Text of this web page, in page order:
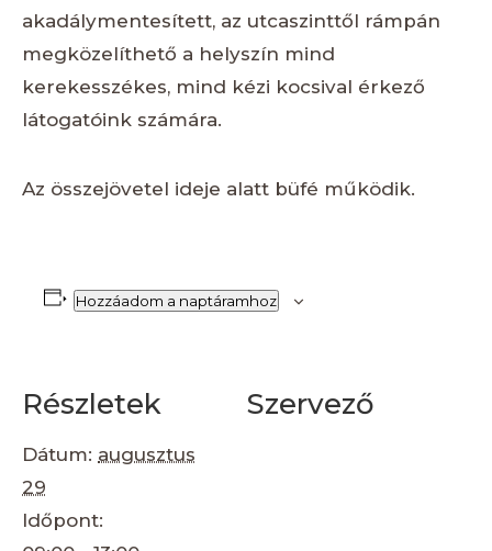
akadálymentesített, az utcaszinttől rámpán
megközelíthető a helyszín mind
kerekesszékes, mind kézi kocsival érkező
látogatóink számára.
Az összejövetel ideje alatt büfé működik.
Hozzáadom a naptáramhoz
Részletek
Dátum: augusztus
29
Időpont:
Szervező